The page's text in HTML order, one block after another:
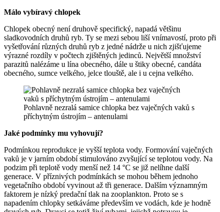
Málo vybíravý chlopek
Chlopek obecný není druhově specifický, napadá většinu
sladkovodních druhů ryb. Ty se mezi sebou liší vnímavostí, proto při
vyšetřování různých druhů ryb z jedné nádrže u nich zjišťujeme
výrazné rozdíly v počtech zjištěných jedinců. Největší množství
parazitů nalézáme u lína obecného, dále u štiky obecné, candáta
obecného, sumce velkého, jelce tlouště, ale i u cejna velkého.
Pohlavně nezralá samice chlopka bez vaječných vaků s
příchytným ústrojím – antenulami
Jaké podmínky mu vyhovují?
Podmínkou reprodukce je vyšší teplota vody. Formování vaječných
vaků je v jarním období stimulováno zvyšující se teplotou vody. Na
podzim při teplotě vody menší než 14 °C se již nelíhne další
generace. V příznivých podmínkách se mohou během jednoho
vegetačního období vyvinout až tři generace. Dalším významným
faktorem je nízký predační tlak na zooplankton. Proto se s
napadením chlopky setkáváme především ve vodách, kde je hodně